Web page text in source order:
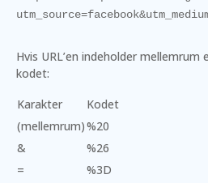
Hvis URL’en indeholder mellemrum
kodet:
Karakter
Kodet
(mellemrum)%20
&
%26
=
%3D